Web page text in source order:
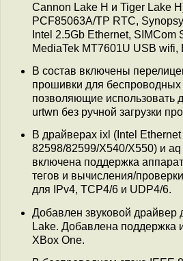
Cannon Lake H и Tiger Lake
PCF85063A/TP RTC,
Intel 2.5Gb Ethernet, SIMCom
MediaTek MT7601U USB wifi,
В состав включены
прошивки для беспроводных
позволяющие использовать
urtwn без ручной загрузки
В драйверах ixl (Intel Ethernet
82598/82599/X540/X550) и
включена поддержка
тегов и вычисления/
для IPv4, TCP4/6 и UDP4/6.
Добавлен звуковой драйвер
Lake. Добавлена поддержка
XBox One.